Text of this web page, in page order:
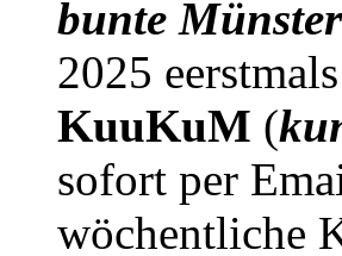
bunte Münster
2025
KuuKuM (
sofort per
wöchentliche